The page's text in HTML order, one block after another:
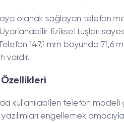
olanak sağlayan telefon
Uyarlanabilir fiziksel tuşları
147,1 mm boyunda 71,6
vardır.
kullanılabilen telefon modeli
engellemek amacıyla